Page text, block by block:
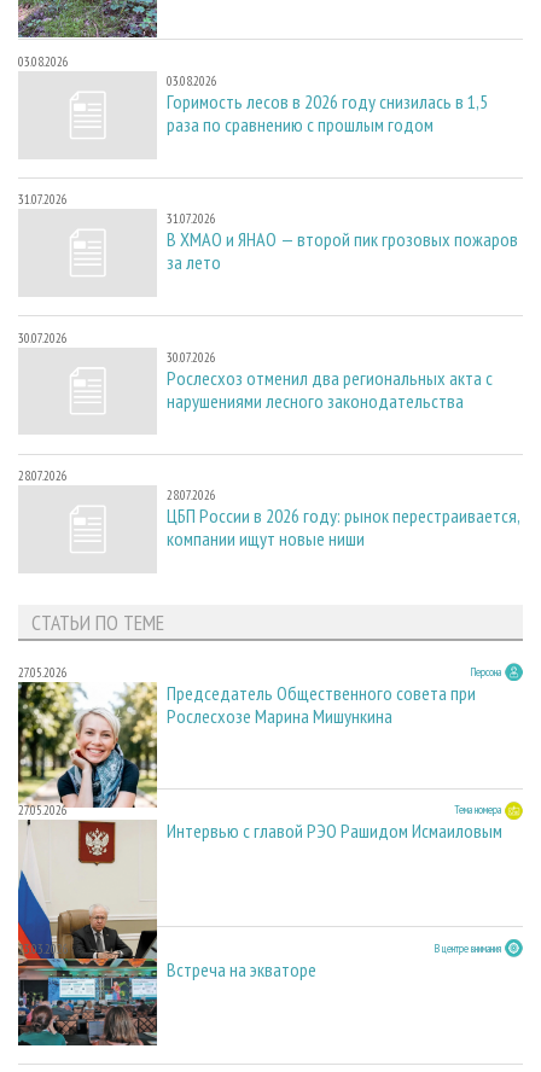
03.08.2026
03.08.2026
Горимость лесов в 2026 году снизилась в 1,5
раза по сравнению с прошлым годом
31.07.2026
31.07.2026
В ХМАО и ЯНАО — второй пик грозовых пожаров
за лето
30.07.2026
30.07.2026
Рослесхоз отменил два региональных акта с
нарушениями лесного законодательства
28.07.2026
28.07.2026
ЦБП России в 2026 году: рынок перестраивается,
компании ищут новые ниши
СТАТЬИ ПО ТЕМЕ
27.05.2026 Персона
Председатель Общественного совета при
Рослесхозе Марина Мишункина
27.05.2026 Тема номера
Интервью с главой РЭО Рашидом Исмаиловым
23.03.2026 В центре внимания
Встреча на экваторе